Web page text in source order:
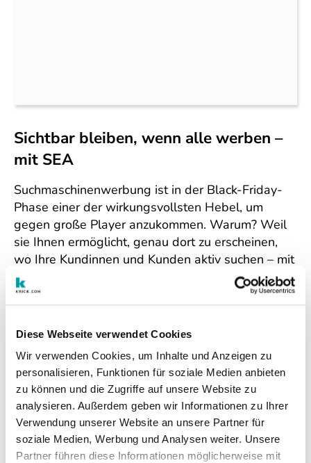
Diese Webseite verwendet Cookies
Wir verwenden Cookies, um Inhalte und Anzeigen zu
personalisieren, Funktionen für soziale Medien anbieten
zu können und die Zugriffe auf unsere Website zu
analysieren. Außerdem geben wir Informationen zu Ihrer
Verwendung unserer Website an unsere Partner für
soziale Medien, Werbung und Analysen weiter. Unsere
Partner führen diese Informationen möglicherweise mit
Sichtbar bleiben, wenn alle werben –
mit SEA
Suchmaschinenwerbung ist in der Black-Friday-
Phase einer der wirkungsvollsten Hebel, um
gegen große Player anzukommen. Warum? Weil
sie Ihnen ermöglicht, genau dort zu erscheinen,
wo Ihre Kundinnen und Kunden aktiv suchen – mit
Botschaften, die überzeugen.
Durch gezieltes Keyword-Targeting, smarte
Kampagnen laufend optimiert werden. So holen
Sie das Maximum aus Ihrem Werbebudget heraus
– auch bei hohem Wettbewerb.
Der clevere Einstieg: Bis zu 525 €
extra Werbebudget